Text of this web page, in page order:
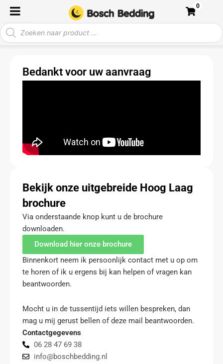
naar
de
inhoud
Producten
zoeken
0
Bedankt voor uw aanvraag
Bekijk onze uitgebreide Hoog Laag
brochure
Via onderstaande knop kunt u de brochure
downloaden.
Download hier onze brochure
Binnenkort neem ik persoonlijk contact met u op om
te horen of ik u ergens bij kan helpen of vragen kan
beantwoorden.
Mocht u in de tussentijd iets willen bespreken, dan
mag u mij gerust bellen of deze mail beantwoorden.
Contactgegevens
06 28 47 69 38
info@boschbedding.nl